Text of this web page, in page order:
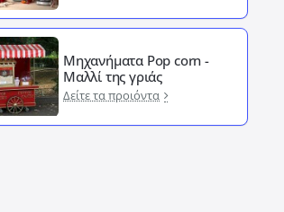
Μηχανήματα Pop corn -
Μαλλί της γριάς
Δείτε τα προιόντα